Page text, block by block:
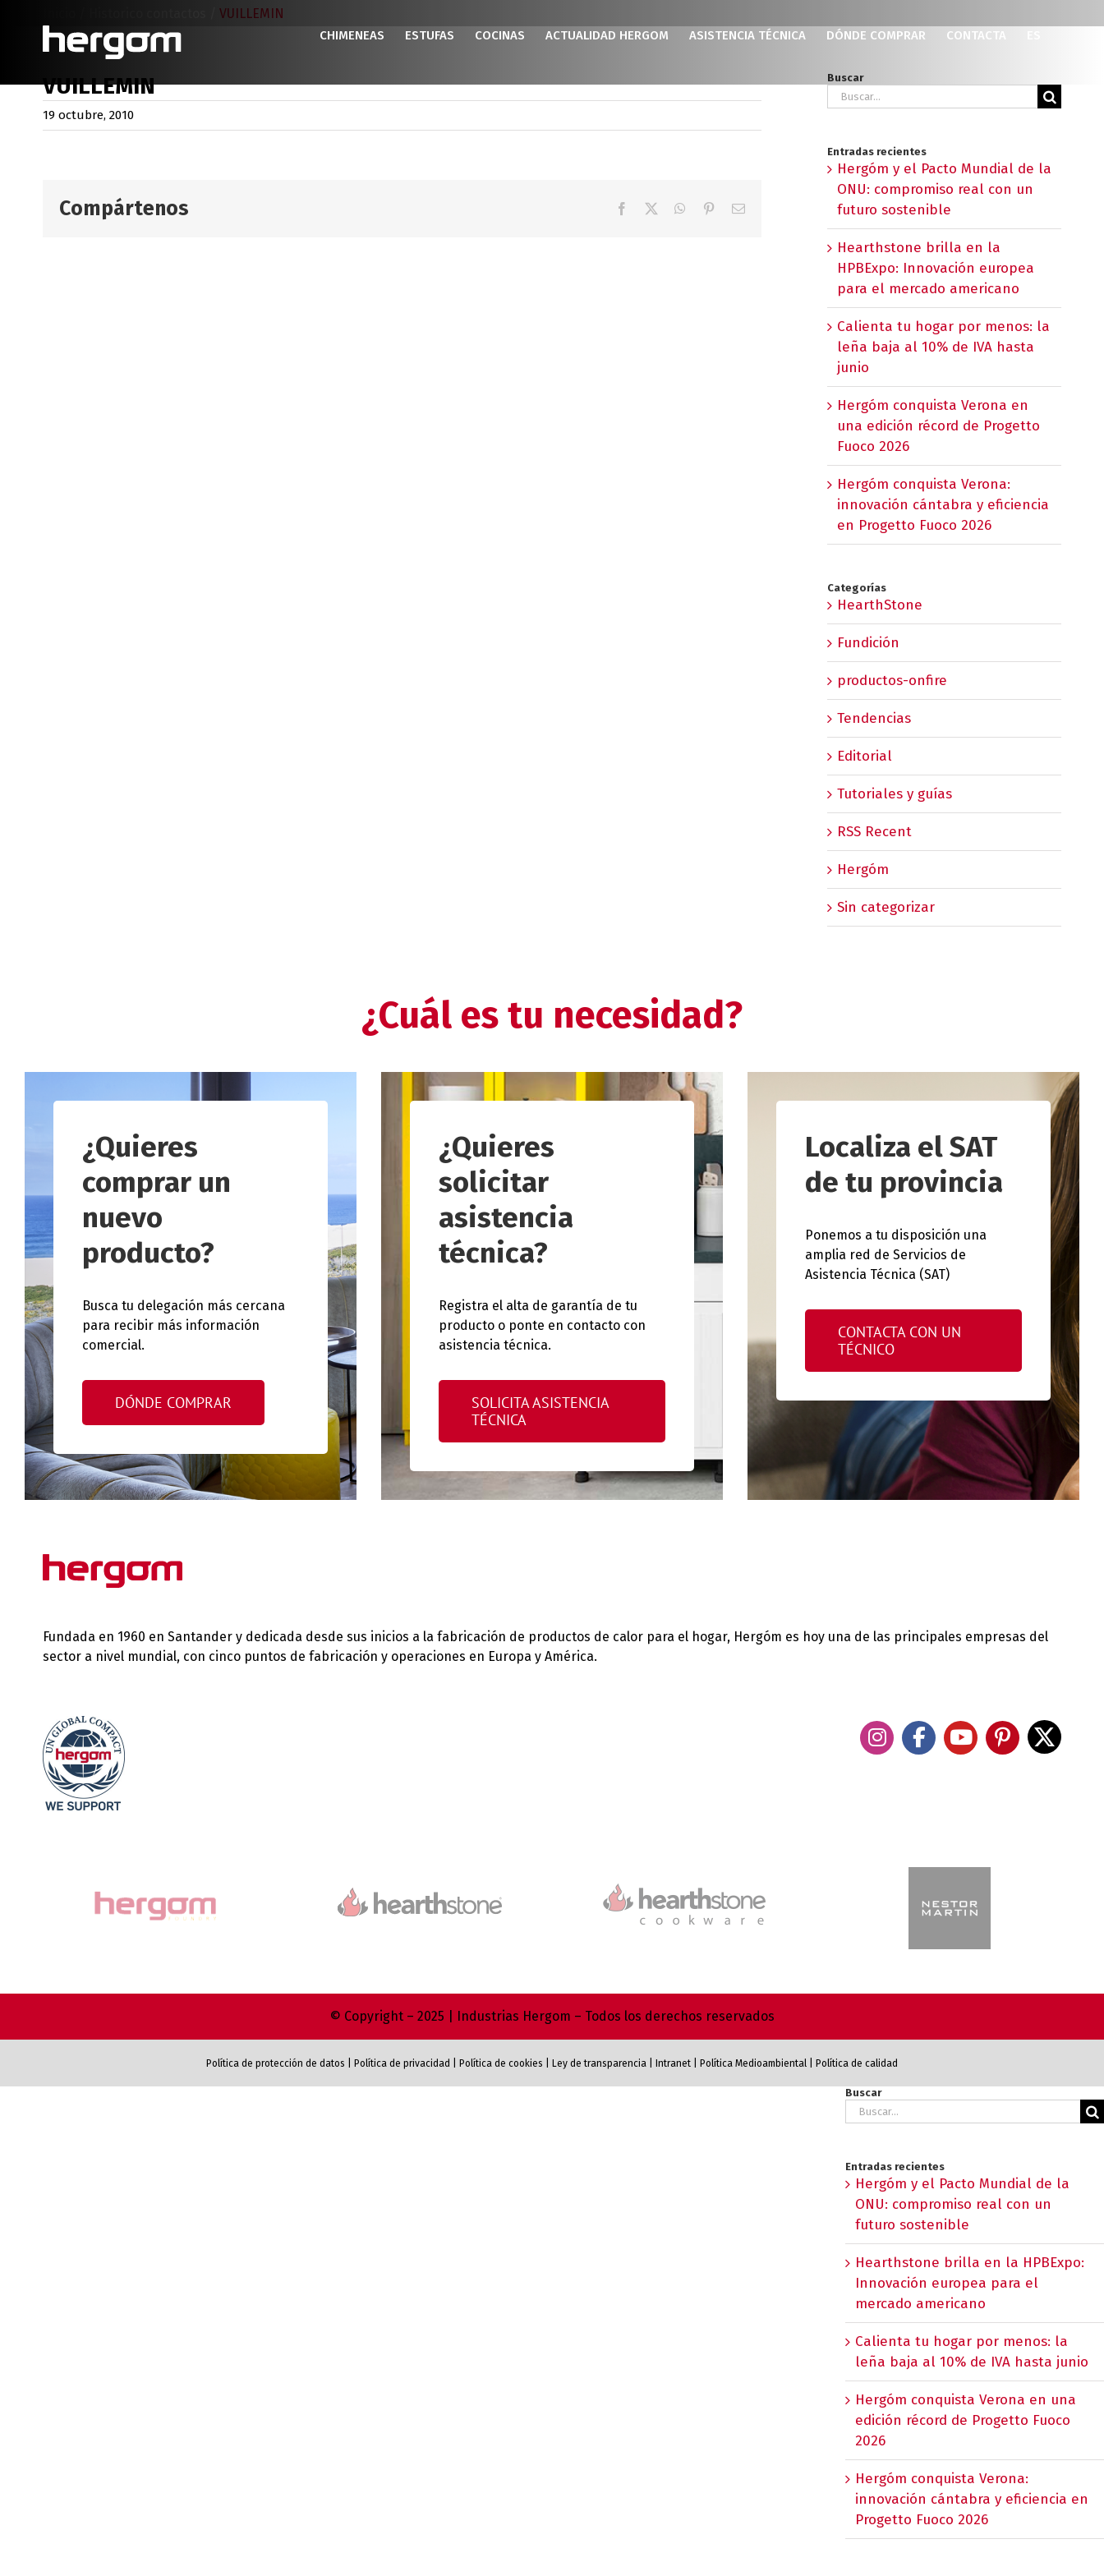
contenido
CHIMENEAS ESTUFAS COCINAS ACTUALIDAD HERGOM ASISTENCIA TÉCNICA DÓNDE COMPRAR CONTACTA
VUILLEMIN
VUILLEMIN
19 octubre, 2010
Compártenos Facebook WhatsApp
PinterestCorreo
Buscar
Buscar:
Entradas recientes
Hergóm y el Pacto Mundial de la
ONU: compromiso real con un
futuro sostenible
Hearthstone brilla en la
HPBExpo: Innovación europea
para el mercado americano
Calienta tu hogar por menos: la
leña baja al 10% de IVA hasta
junio
Hergóm conquista Verona en
una edición récord de Progetto
Fuoco 2026
Hergóm conquista Verona:
innovación cántabra y eficiencia
en Progetto Fuoco 2026
Categorías
HearthStone
Fundición
productos-onfire
Tendencias
Editorial
Tutoriales y guías
RSS Recent
Hergóm
Sin categorizar
¿Cuál es tu necesidad?
¿Quieres
comprar un
nuevo
producto?
Busca tu delegación más cercana
para recibir más información
comercial.
DÓNDE COMPRAR
¿Quieres
solicitar
asistencia
técnica?
Registra el alta de garantía de tu
producto o ponte en contacto con
asistencia técnica.
SOLICITA ASISTENCIA
TÉCNICA
Localiza el SAT
de tu provincia
Ponemos a tu disposición una
amplia red de Servicios de
Asistencia Técnica (SAT)
CONTACTA CON UN
TÉCNICO
Fundada en 1960 en Santander y dedicada desde sus inicios a la fabricación de productos de calor para el hogar, Hergóm es hoy una de las principales empresas del
sector a nivel mundial, con cinco puntos de fabricación y operaciones en Europa y América.
© Copyright – 2025 | Industrias Hergom – Todos los derechos reservados
Política de protección de datos Política de privacidad Política de cookies Ley de transparencia Intranet Política Medioambiental Política de calidad
Buscar
Buscar:
Entradas recientes
Hergóm y el Pacto Mundial de la
ONU: compromiso real con un
futuro sostenible
Hearthstone brilla en la HPBExpo:
Innovación europea para el
mercado americano
Calienta tu hogar por menos: la
leña baja al 10% de IVA hasta junio
Hergóm conquista Verona en una
edición récord de Progetto Fuoco
2026
Hergóm conquista Verona:
innovación cántabra y eficiencia en
Progetto Fuoco 2026